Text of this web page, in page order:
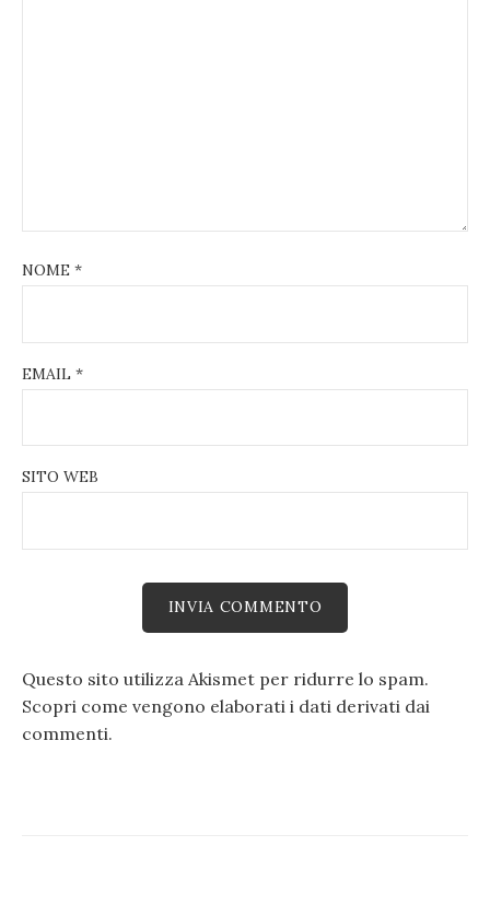
NOME *
EMAIL *
SITO WEB
Questo sito utilizza Akismet per ridurre lo spam.
Scopri come vengono elaborati i dati derivati dai
commenti.